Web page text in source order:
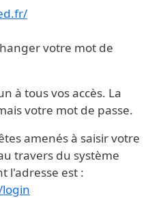
votre mot de
à tous vos accès. La
votre mot de passe.
amenés à saisir votre
travers du système
l'adresse est :